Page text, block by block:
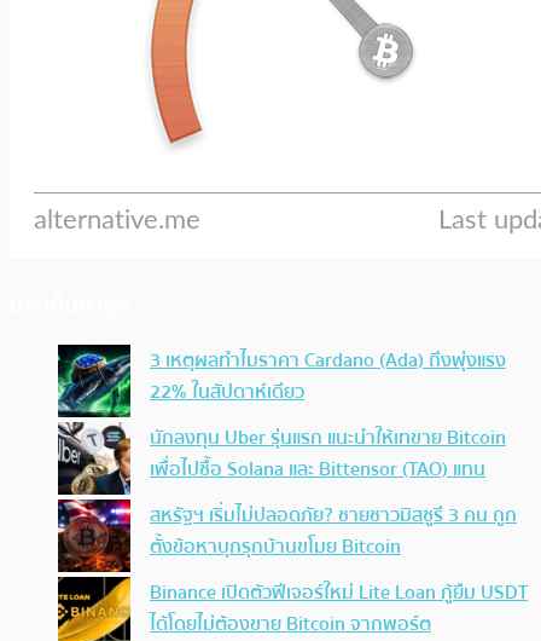
3 เหตุผลทำไมราคา Cardano (Ada) ถึงพุ่งแรง
22% ในสัปดาห์เดียว
นักลงทุน Uber รุ่นแรก แนะนำให้เทขาย Bitcoin
เพื่อไปซื้อ Solana และ Bittensor (TAO) แทน
สหรัฐฯ เริ่มไม่ปลอดภัย? ชายชาวมิสซูรี 3 คน ถูก
ตั้งข้อหาบุกรุกบ้านขโมย Bitcoin
Binance เปิดตัวฟีเจอร์ใหม่ Lite Loan กู้ยืม USDT
ได้โดยไม่ต้องขาย Bitcoin จากพอร์ต